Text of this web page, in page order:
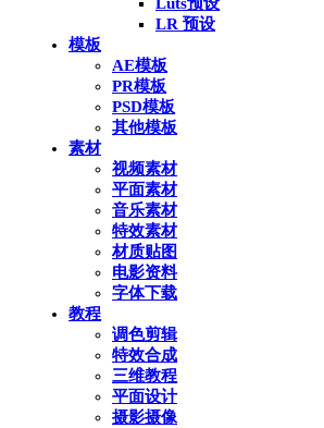
LR 预设
模板
AE模板
PR模板
PSD模板
其他模板
素材
视频素材
平面素材
音乐素材
特效素材
材质贴图
电影资料
字体下载
教程
调色剪辑
特效合成
三维教程
平面设计
摄影摄像